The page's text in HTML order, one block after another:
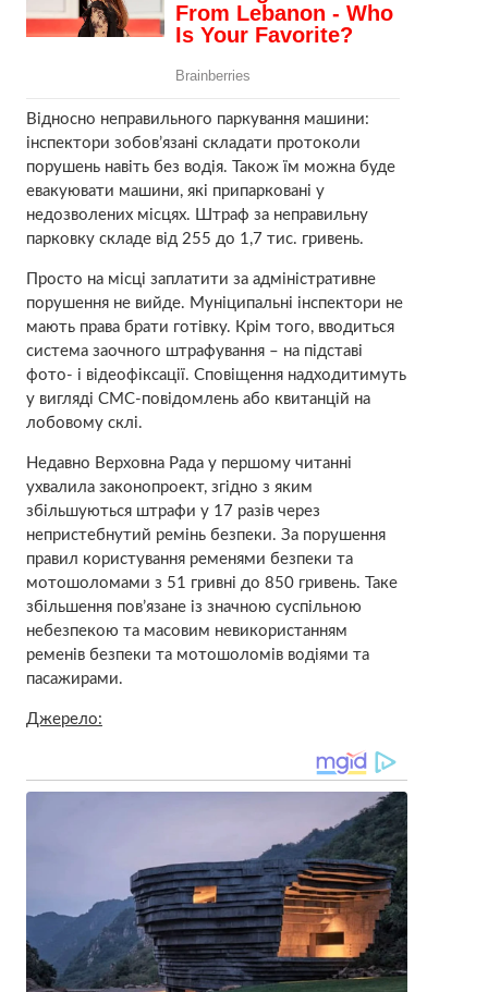
Відносно неправильного паркування машини:
інспектори зобов’язані складати протоколи
порушень навіть без водія. Також їм можна буде
евакуювати машини, які припарковані у
недозволених місцях. Штраф за неправильну
парковку складе від 255 до 1,7 тис. гривень.
Просто на місці заплатити за адміністративне
порушення не вийде. Муніципальні інспектори не
мають права брати готівку. Крім того, вводиться
система заочного штрафування – на підставі
фото- і відеофіксації. Сповіщення надходитимуть
у вигляді СМС-повідомлень або квитанцій на
лобовому склі.
Недавно Верховна Рада у першому читанні
ухвалила законопроект, згідно з яким
збільшуються штрафи у 17 разів через
непристебнутий ремінь безпеки. За порушення
правил користування ременями безпеки та
мотошоломами з 51 гривні до 850 гривень. Таке
збільшення пов’язане із значною суспільною
небезпекою та масовим невикористанням
ременів безпеки та мотошоломів водіями та
пасажирами.
Джерело: